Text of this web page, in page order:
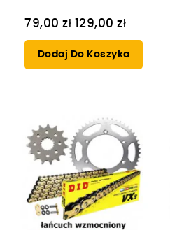
79,00 zł Cena
regularna
129,00 zł
Dodaj Do Koszyka